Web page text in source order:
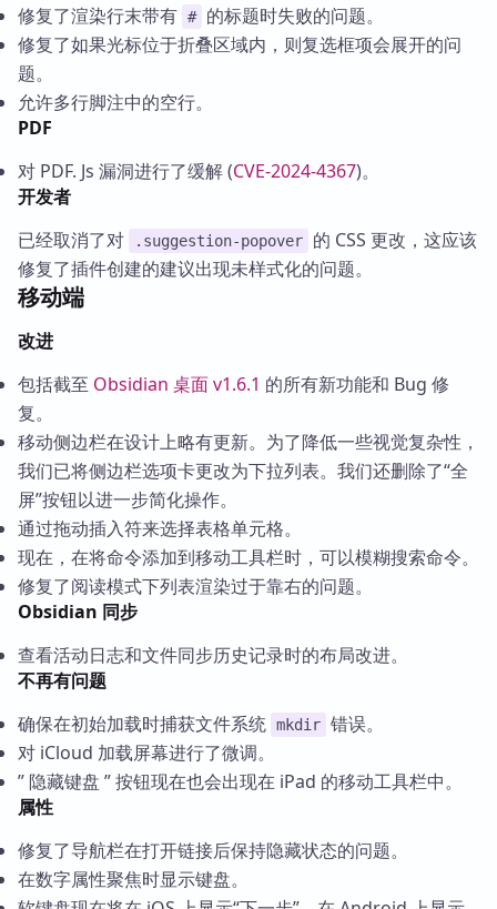
修复了渲染行末带有 #
的标题时失败的问题。
修复了如果光标位于折叠区域内，则复选框项会展开的问
题。
允许多行脚注中的空行。
PDF
对 PDF. Js 漏洞进行了缓解 (CVE-2024-4367)。
开发者
已经取消了对
.suggestion-popover
的 CSS 更改，这应该
修复了插件创建的建议出现未样式化的问题。
移动端
改进
包括截至 Obsidian 桌面 v1.6.1 的所有新功能和 Bug 修
复。
移动侧边栏在设计上略有更新。为了降低一些视觉复杂性，
我们已将侧边栏选项卡更改为下拉列表。我们还删除了“全
屏”按钮以进一步简化操作。
通过拖动插入符来选择表格单元格。
现在，在将命令添加到移动工具栏时，可以模糊搜索命令。
修复了阅读模式下列表渲染过于靠右的问题。
Obsidian 同步
查看活动日志和文件同步历史记录时的布局改进。
不再有问题
确保在初始加载时捕获文件系统 mkdir 错误。
对 iCloud 加载屏幕进行了微调。
” 隐藏键盘 ” 按钮现在也会出现在 iPad 的移动工具栏中。
属性
修复了导航栏在打开链接后保持隐藏状态的问题。
在数字属性聚焦时显示键盘。